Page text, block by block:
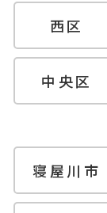
西区
中央区
寝屋川市